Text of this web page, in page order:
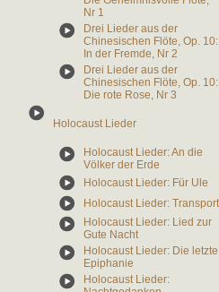
Nr 1
Drei Lieder aus der
Chinesischen Flöte, Op. 10:
In der Fremde, Nr 2
Drei Lieder aus der
Chinesischen Flöte, Op. 10:
Die rote Rose, Nr 3
Holocaust Lieder
Holocaust Lieder: An die
Völker der Erde
Holocaust Lieder: Für Ule
Holocaust Lieder: Transport
Holocaust Lieder: Lied zur
Gute Nacht
Holocaust Lieder: Die letzte
Epiphanie
Holocaust Lieder: